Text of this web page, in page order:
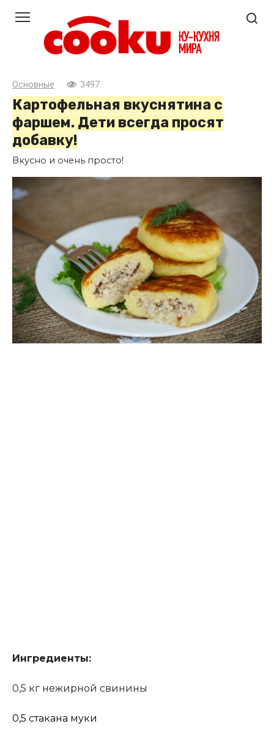
контенту
Основные 3497
Картофельная вкуснятина с
фаршем. Дети всегда просят
добавку!
Вкусно и очень просто!
Ингредиенты:
0,5 кг нежирной свинины
0,5 стакана муки